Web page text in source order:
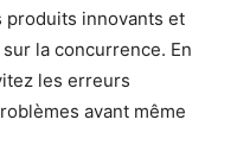
produits innovants et
la concurrence. En
les erreurs
avant même